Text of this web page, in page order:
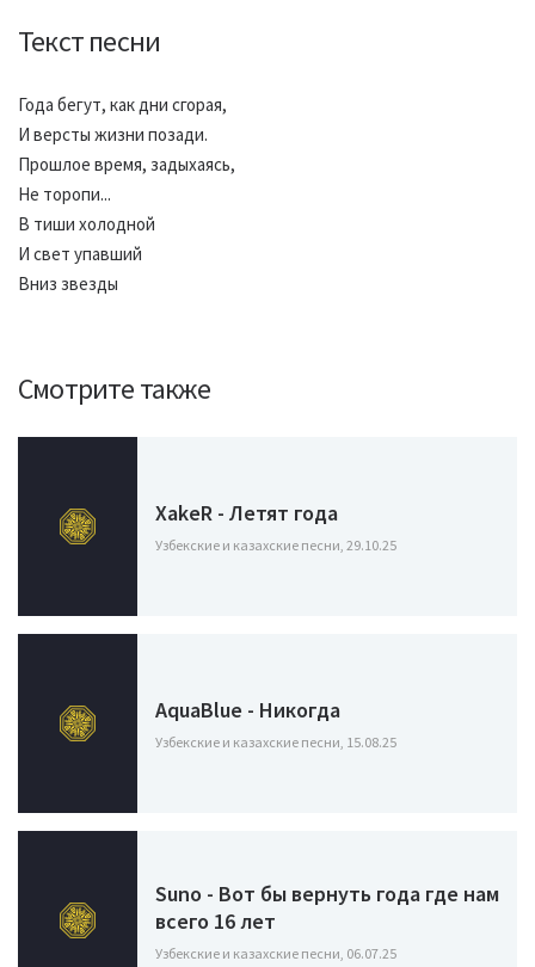
Текст песни
Года бегут, как дни сгорая,
И версты жизни позади.
Прошлое время, задыхаясь,
Не торопи...
В тиши холодной
И свет упавший
Вниз звезды
Смотрите также
XakeR - Летят года
Узбекские и казахские песни, 29.10.25
AquaBlue - Никогда
Узбекские и казахские песни, 15.08.25
Suno - Вот бы вернуть года где нам
всего 16 лет
Узбекские и казахские песни, 06.07.25